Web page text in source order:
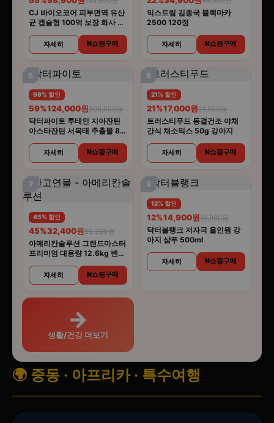
CJ 바이오코어 피부면역 유산
균 캡슐형 100억 보장 화사 유
자세히 N쇼핑구매
익스트림 김종국 블랙마카
2500 120정
자세히 N쇼핑구매
5
59% 할인
59%124,000원300,000원
닥터파이토 루테인 지아잔틴
아스타잔틴 서목태 추출물 8중
자세히 N쇼핑구매
6
21% 할인
21%17,000원21,500원
트러스티푸드 동결건조 야채
간식 채소믹스 50g 강아지
자세히 N쇼핑구매
7
45% 할인
45%32,400원59,300원
아메리칸솔루션 그랜드마스터
프리미엄 대용량 12.6kg 벤토
자세히 N쇼핑구매
8
12% 할인
12%14,900원16,900원
닥터블랭크 저자극 올인원 강
아지 샴푸 500ml
자세히 N쇼핑구매
→
생활/건강 더보기
🌍 중동 · 아프리카 · 특수여행